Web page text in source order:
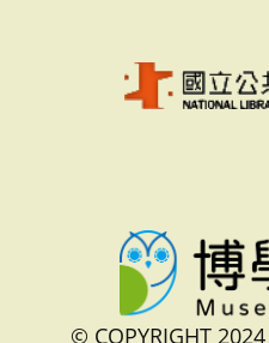
© COPYRIGHT